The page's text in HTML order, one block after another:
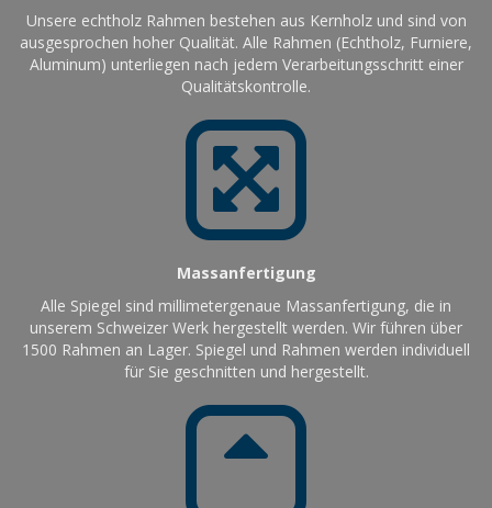
Unsere echtholz Rahmen bestehen aus Kernholz und sind von
ausgesprochen hoher Qualität. Alle Rahmen (Echtholz, Furniere,
Aluminum) unterliegen nach jedem Verarbeitungsschritt einer
Qualitätskontrolle.
Massanfertigung
Alle Spiegel sind millimetergenaue Massanfertigung, die in
unserem Schweizer Werk hergestellt werden. Wir führen über
1500 Rahmen an Lager. Spiegel und Rahmen werden individuell
für Sie geschnitten und hergestellt.